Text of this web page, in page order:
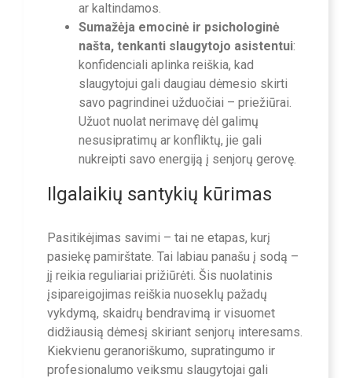
ar kaltindamos.
Sumažėja emocinė ir psichologinė
našta, tenkanti slaugytojo asistentui:
konfidenciali aplinka reiškia, kad
slaugytojui gali daugiau dėmesio skirti
savo pagrindinei užduočiai – priežiūrai.
Užuot nuolat nerimavę dėl galimų
nesusipratimų ar konfliktų, jie gali
nukreipti savo energiją į senjorų gerovę.
Ilgalaikių santykių kūrimas
Pasitikėjimas savimi – tai ne etapas, kurį
pasiekę pamirštate. Tai labiau panašu į sodą –
jį reikia reguliariai prižiūrėti. Šis nuolatinis
įsipareigojimas reiškia nuoseklų pažadų
vykdymą, skaidrų bendravimą ir visuomet
didžiausią dėmesį skiriant senjorų interesams.
Kiekvienu geranoriškumo, supratingumo ir
profesionalumo veiksmu slaugytojai gali